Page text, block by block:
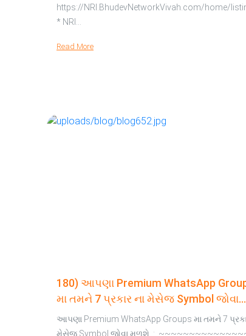
https://NRI.BhudevNetworkVivah.com/home/
* NRI…
Read More
180) આપણા Premium WhatsApp
મા તમને 7 પ્રકાર ના મેસેજ Symbol જોવા
મળશે :
આપણા Premium WhatsApp Groups મા તમને 7
મેસેજ Symbol જોવા મળશે :